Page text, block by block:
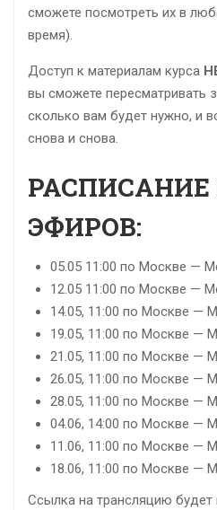
сможете посмотреть их в
время).
Доступ к материалам курса
вы сможете пересматривать
сколько вам будет нужно, и
снова и снова.
ЭФИРОВ:
05.05 11:00 по Москве —
12.05 11:00 по Москве —
14.05, 11:00 по Москве —
19.05, 11:00 по Москве —
21.05, 11:00 по Москве —
26.05, 11:00 по Москве —
28.05, 11:00 по Москве —
04.06, 14:00 по Москве —
11.06, 11:00 по Москве —
18.06, 11:00 по Москве —
Ссылка на трансляцию будет